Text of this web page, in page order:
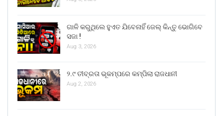
ଗାଳି କରୁଥିଲେ ହୁଏତ ଯିବେନାହିଁ ଜେଲ୍ କିନ୍ତୁ ଭୋଗିବେ
ସଜା !
Aug 3, 2026
୨.୯ ତୀବ୍ରତା ଭୂକମ୍ପରେ କମ୍ପିଲା ରାଜଧାନୀ
Aug 2, 2026